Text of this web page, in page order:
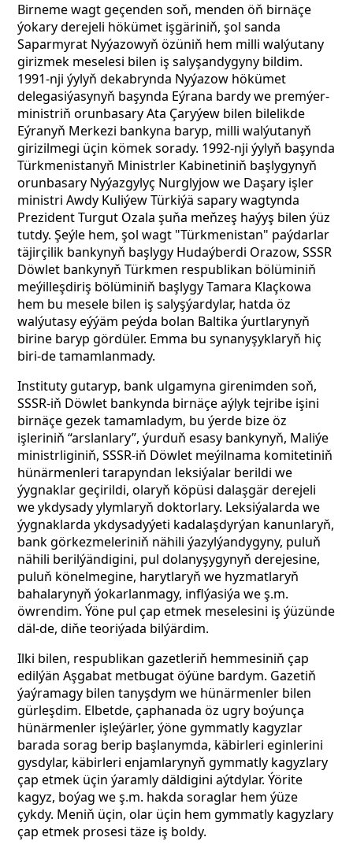
Birneme wagt geçenden soň, menden öň birnäçe
ýokary derejeli hökümet işgäriniň, şol sanda
Saparmyrat Nyýazowyň özüniň hem milli walýutany
girizmek meselesi bilen iş salyşandygyny bildim.
1991-nji ýylyň dekabrynda Nyýazow hökümet
delegasiýasynyň başynda Eýrana bardy we premýer-
ministriň orunbasary Ata Çaryýew bilen bilelikde
Eýranyň Merkezi bankyna baryp, milli walýutanyň
girizilmegi üçin kömek sorady. 1992-nji ýylyň başynda
Türkmenistanyň Ministrler Kabinetiniň başlygynyň
orunbasary Nyýazgylyç Nurglyjow we Daşary işler
ministri Awdy Kuliýew Türkiýä sapary wagtynda
Prezident Turgut Ozala şuňa meňzeş haýyş bilen ýüz
tutdy. Şeýle hem, şol wagt "Türkmenistan" paýdarlar
täjirçilik bankynyň başlygy Hudaýberdi Orazow, SSSR
Döwlet bankynyň Türkmen respublikan bölüminiň
meýilleşdiriş bölüminiň başlygy Tamara Klaçkowa
hem bu mesele bilen iş salyşýardylar, hatda öz
walýutasy eýýäm peýda bolan Baltika ýurtlarynyň
birine baryp gördüler. Emma bu synanyşyklaryň hiç
biri-de tamamlanmady.
Instituty gutaryp, bank ulgamyna girenimden soň,
SSSR-iň Döwlet bankynda birnäçe aýlyk tejribe işini
birnäçe gezek tamamladym, bu ýerde bize öz
işleriniň “arslanlary”, ýurduň esasy bankynyň, Maliýe
ministrliginiň, SSSR-iň Döwlet meýilnama komitetiniň
hünärmenleri tarapyndan leksiýalar berildi we
ýygnaklar geçirildi, olaryň köpüsi dalaşgär derejeli
we ykdysady ylymlaryň doktorlary. Leksiýalarda we
ýygnaklarda ykdysadyýeti kadalaşdyrýan kanunlaryň,
bank görkezmeleriniň nähili ýazylýandygyny, puluň
nähili berilýändigini, pul dolanyşygynyň derejesine,
puluň könelmegine, harytlaryň we hyzmatlaryň
bahalarynyň ýokarlanmagy, inflýasiýa we ş.m.
öwrendim. Ýöne pul çap etmek meselesini iş ýüzünde
däl-de, diňe teoriýada bilýärdim.
Ilki bilen, respublikan gazetleriň hemmesiniň çap
edilýän Aşgabat metbugat öýüne bardym. Gazetiň
ýaýramagy bilen tanyşdym we hünärmenler bilen
gürleşdim. Elbetde, çaphanada öz ugry boýunça
hünärmenler işleýärler, ýöne gymmatly kagyzlar
barada sorag berip başlanymda, käbirleri eginlerini
gysdylar, käbirleri enjamlarynyň gymmatly kagyzlary
çap etmek üçin ýaramly däldigini aýtdylar. Ýörite
kagyz, boýag we ş.m. hakda soraglar hem ýüze
çykdy. Meniň üçin, olar üçin hem gymmatly kagyzlary
çap etmek prosesi täze iş boldy.